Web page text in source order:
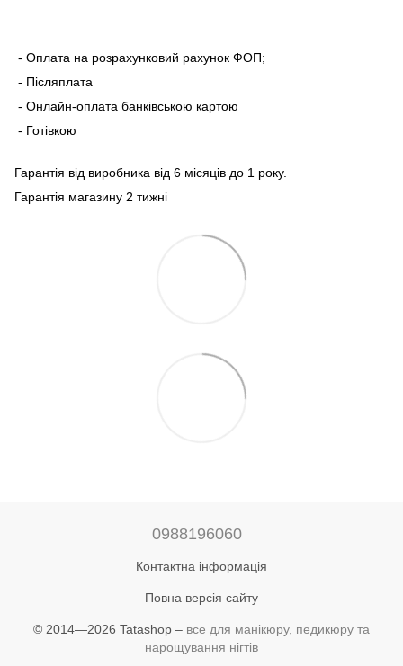
- Оплата на розрахунковий рахунок ФОП;
- Післяплата
- Онлайн-оплата банківською картою
- Готівкою
Гарантія від виробника від 6 місяців до 1 року.
Гарантія магазину 2 тижні
0988196060
Контактна інформація
Повна версія сайту
© 2014—2026 Tatashop – все для манікюру, педикюру та
нарощування нігтів